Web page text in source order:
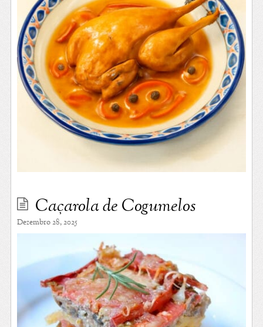
Caçarola de Cogumelos
Dezembro 28, 2025